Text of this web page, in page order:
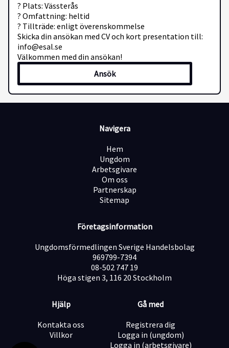
? Plats: Vässterås
? Omfattning: heltid
? Tillträde: enligt överenskommelse
Skicka din ansökan med CV och kort presentation till:
info@esal.se
Välkommen med din ansökan!
Ansök
Navigera
Hem
Ungdom
Arbetsgivare
Om oss
Partnerskap
Sitemap
Företagsinformation
Ungdomsförmedlingen Sverige Handelsbolag
969799-7394
08-502 747 19
Höga stigen 3, 116 20 Stockholm
Hjälp
Kontakta oss
Villkor
Gå med
Registrera dig
Logga in (ungdom)
Logga in (arbetsgivare)